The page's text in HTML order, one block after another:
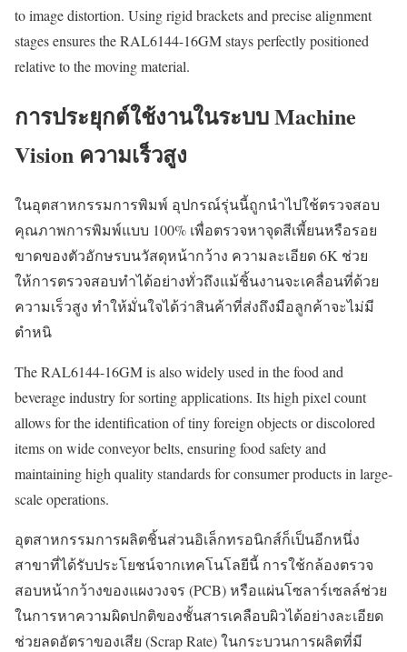
to image distortion. Using rigid brackets and precise alignment
stages ensures the RAL6144-16GM stays perfectly positioned
relative to the moving material.
การประยุกต์ใช้งานในระบบ Machine
Vision ความเร็วสูง
ในอุตสาหกรรมการพิมพ์ อุปกรณ์รุ่นนี้ถูกนำไปใช้ตรวจสอบ
คุณภาพการพิมพ์แบบ 100% เพื่อตรวจหาจุดสีเพี้ยนหรือรอย
ขาดของตัวอักษรบนวัสดุหน้ากว้าง ความละเอียด 6K ช่วย
ให้การตรวจสอบทำได้อย่างทั่วถึงแม้ชิ้นงานจะเคลื่อนที่ด้วย
ความเร็วสูง ทำให้มั่นใจได้ว่าสินค้าที่ส่งถึงมือลูกค้าจะไม่มี
ตำหนิ
The RAL6144-16GM is also widely used in the food and
beverage industry for sorting applications. Its high pixel count
allows for the identification of tiny foreign objects or discolored
items on wide conveyor belts, ensuring food safety and
maintaining high quality standards for consumer products in large-
scale operations.
อุตสาหกรรมการผลิตชิ้นส่วนอิเล็กทรอนิกส์ก็เป็นอีกหนึ่ง
สาขาที่ได้รับประโยชน์จากเทคโนโลยีนี้ การใช้กล้องตรวจ
สอบหน้ากว้างของแผงวงจร (PCB) หรือแผ่นโซลาร์เซลล์ช่วย
ในการหาความผิดปกติของชั้นสารเคลือบผิวได้อย่างละเอียด
ช่วยลดอัตราของเสีย (Scrap Rate) ในกระบวนการผลิตที่มี